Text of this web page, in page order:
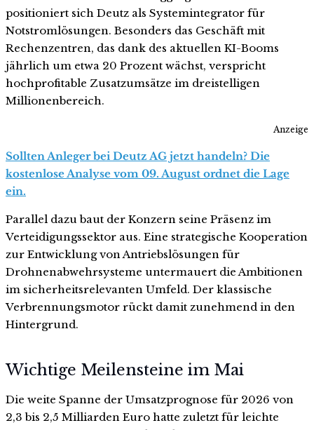
positioniert sich Deutz als Systemintegrator für
Notstromlösungen. Besonders das Geschäft mit
Rechenzentren, das dank des aktuellen KI-Booms
jährlich um etwa 20 Prozent wächst, verspricht
hochprofitable Zusatzumsätze im dreistelligen
Millionenbereich.
Anzeige
Sollten Anleger bei Deutz AG jetzt handeln? Die
kostenlose Analyse vom 09. August ordnet die Lage
ein.
Parallel dazu baut der Konzern seine Präsenz im
Verteidigungssektor aus. Eine strategische Kooperation
zur Entwicklung von Antriebslösungen für
Drohnenabwehrsysteme untermauert die Ambitionen
im sicherheitsrelevanten Umfeld. Der klassische
Verbrennungsmotor rückt damit zunehmend in den
Hintergrund.
Wichtige Meilensteine im Mai
Die weite Spanne der Umsatzprognose für 2026 von
2,3 bis 2,5 Milliarden Euro hatte zuletzt für leichte